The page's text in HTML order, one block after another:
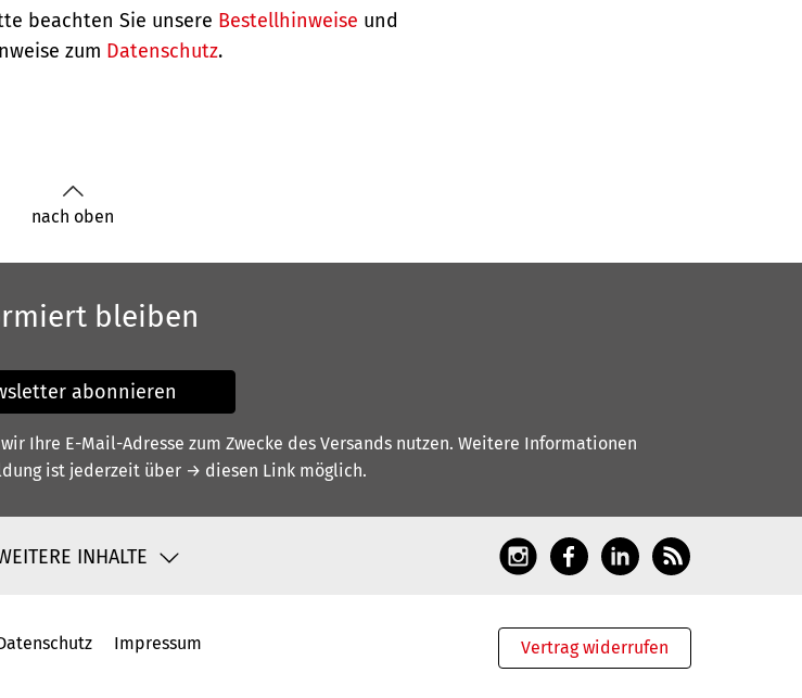
beachten Sie unsere Bestellhinweise und
zum Datenschutz.
nach oben
bleiben
abonnieren
Ihre E-Mail-Adresse zum Zwecke des Versands nutzen. Weitere Informationen
ist jederzeit über → diesen Link möglich.
INHALTE
Impressum Vertrag widerrufen